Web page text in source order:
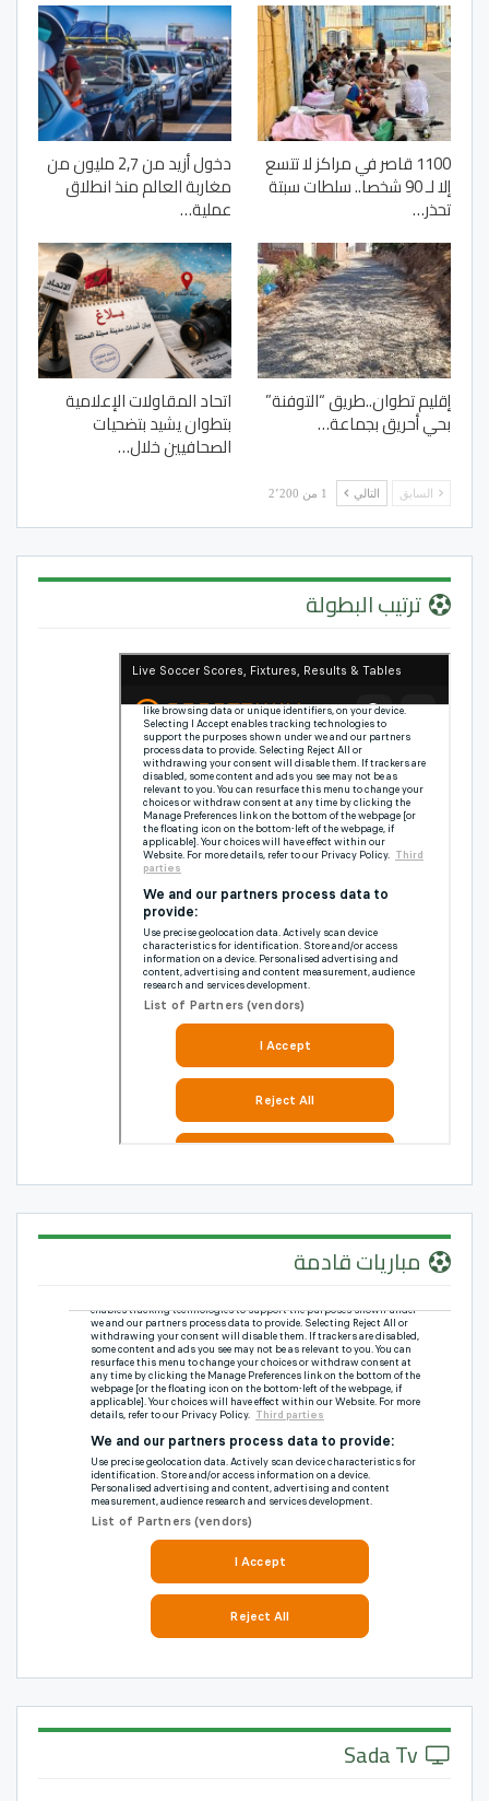
1100 قاصر في مراكز لا تتسع
إلا لـ 90 شخصا.. سلطات سبتة
تحذر…
دخول أزيد من 2,7 مليون من
مغاربة العالم منذ انطلاق
عملية…
إقليم تطوان..طريق “التوفنة”
بحي أحريق بجماعة…
اتحاد المقاولات الإعلامية
بتطوان يشيد بتضحيات
الصحافيين خلال…
السابق التالي 1 من 2٬200
ترتيب البطولة
مباريات قادمة